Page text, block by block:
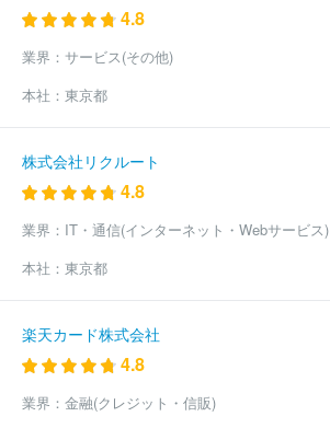
4.8
業界： サービス(その他)
本社： 東京都
株式会社リクルート
4.8
業界： IT・通信(インターネット・Webサービス)
本社： 東京都
楽天カード株式会社
4.8
業界： 金融(クレジット・信販)